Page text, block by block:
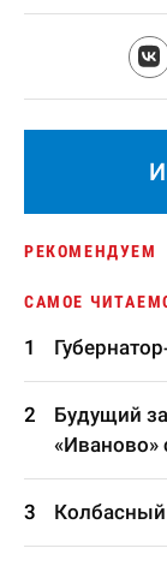
РЕКОМЕНДУЕМ
САМОЕ
Будущий
«Иваново»
Колбасный